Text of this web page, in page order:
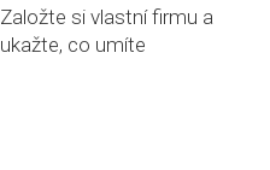
Založte si vlastní firmu a
ukažte, co umíte